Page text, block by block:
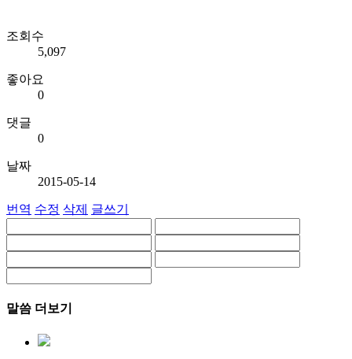
조회수
5,097
좋아요
0
댓글
0
날짜
2015-05-14
번역 수정 삭제 글쓰기
말씀 더보기